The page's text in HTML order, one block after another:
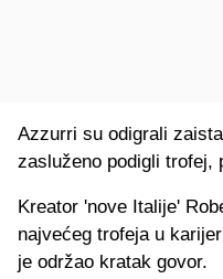
Azzurri su odigrali
zasluženo podigli trofej,
Kreator 'nove Italije'
najvećeg trofeja u
je održao kratak govor.